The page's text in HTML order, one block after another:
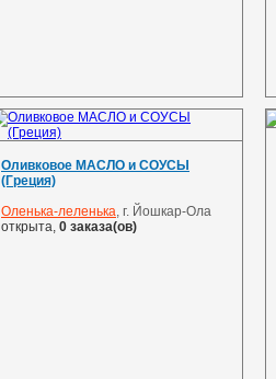
Оливковое МАСЛО и СОУСЫ
(Греция)
Оленька-леленька, г. Йошкар-Ола
открыта, 0 заказа(ов)